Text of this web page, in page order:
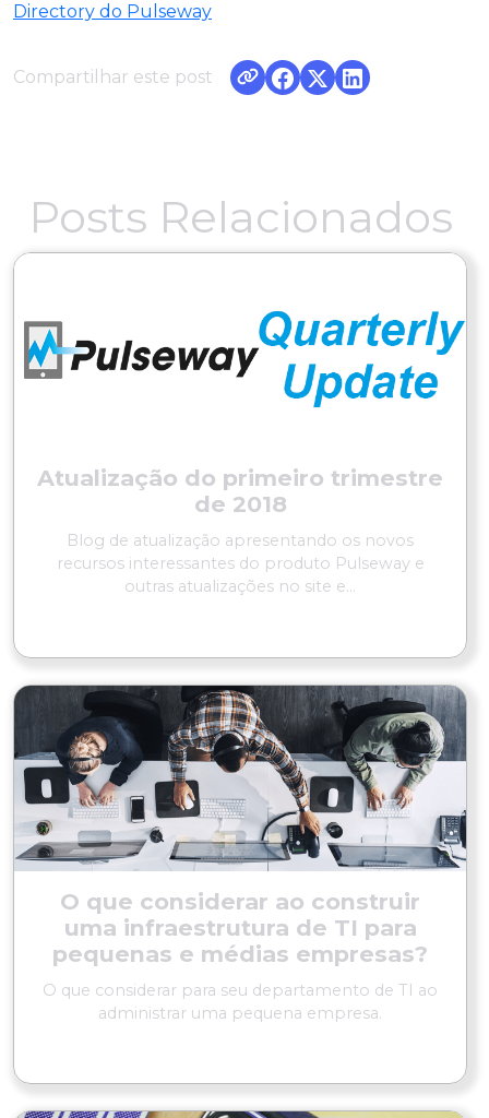
Directory do Pulseway
Compartilhar este post
Posts Relacionados
Atualização do primeiro trimestre
de 2018
Blog de atualização apresentando os novos
recursos interessantes do produto Pulseway e
outras atualizações no site e...
O que considerar ao construir
uma infraestrutura de TI para
pequenas e médias empresas?
O que considerar para seu departamento de TI ao
administrar uma pequena empresa.